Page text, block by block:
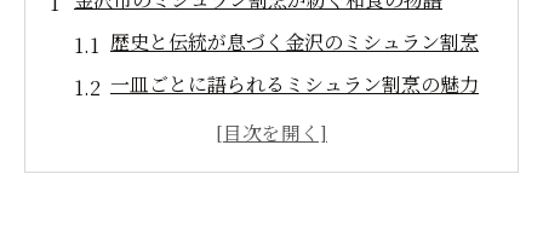
歴史と伝統が息づく金沢のミシュラン割烹
一皿ごとに語られるミシュラン割烹の魅力
和食の奥深い物語を体験する金沢市割烹
職人技が光る金沢市のミシュラン割烹